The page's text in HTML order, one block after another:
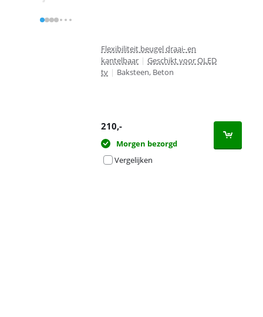
Flexibiliteit beugel draai- en
kantelbaar | Geschikt voor OLED
tv | Baksteen, Beton
210,-
Morgen bezorgd
Vergelijken